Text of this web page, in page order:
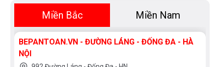
Miền Bắc Miền Nam
BEPANTOAN.VN - ĐƯỜNG LÁNG - ĐỐNG ĐA - HÀ
NỘI